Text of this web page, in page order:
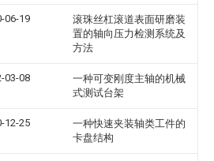
06-19
滚珠丝杠滚道表面研磨装
置的轴向压力检测系统及
方法
03-08
一种可变刚度主轴的机械
式测试台架
12-25
一种快速夹装轴类工件的
卡盘结构